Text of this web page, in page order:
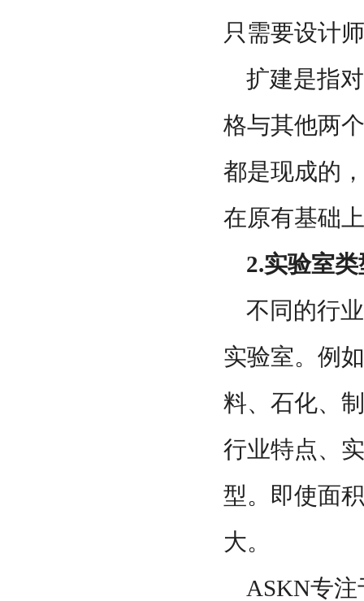
只需要设计
扩建是指
格与其他两
都是现成的
在原有基础
2.实验室类
不同的行
实验室。例
料、石化、
行业特点、
型。即使面
大。
ASKN专